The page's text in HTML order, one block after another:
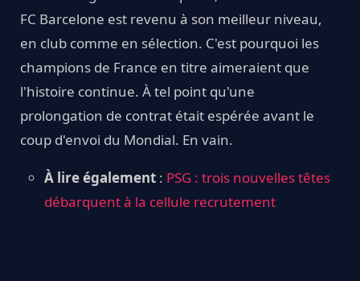
FC Barcelone est revenu à son meilleur niveau,
en club comme en sélection. C'est pourquoi les
champions de France en titre aimeraient que
l'histoire continue. À tel point qu'une
prolongation de contrat était espérée avant le
coup d'envoi du Mondial. En vain.
À lire également : PSG : trois nouvelles têtes
débarquent à la cellule recrutement